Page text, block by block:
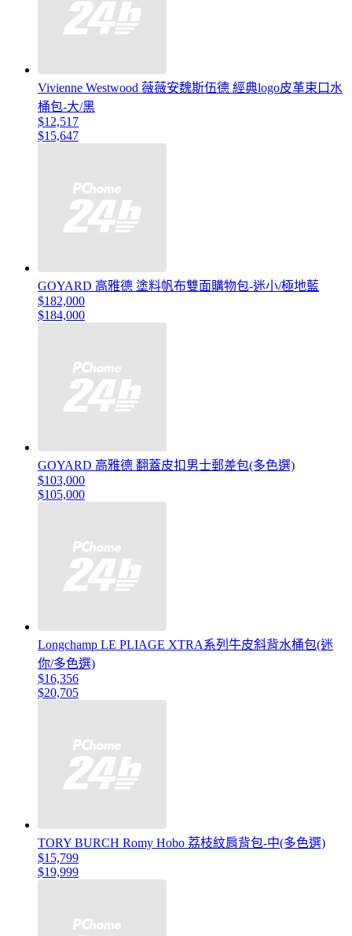
Vivienne Westwood 薇薇安魏斯伍德 經典logo皮革束口水
桶包-大/黑
$12,517
$15,647
GOYARD 高雅德 塗料帆布雙面購物包-迷小/極地藍
$182,000
$184,000
GOYARD 高雅德 翻蓋皮扣男士郵差包(多色選)
$103,000
$105,000
Longchamp LE PLIAGE XTRA系列牛皮斜背水桶包(迷
你/多色選)
$16,356
$20,705
TORY BURCH Romy Hobo 荔枝紋肩背包-中(多色選)
$15,799
$19,999